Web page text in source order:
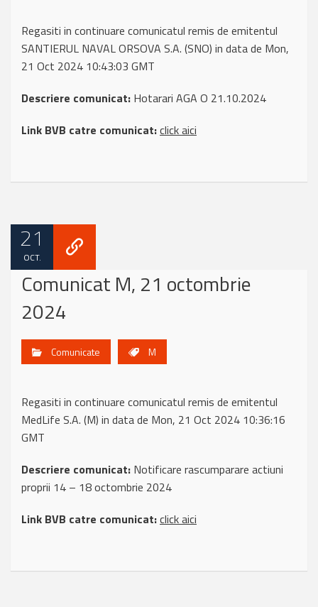
Regasiti in continuare comunicatul remis de emitentul
SANTIERUL NAVAL ORSOVA S.A. (SNO) in data de Mon,
21 Oct 2024 10:43:03 GMT
Descriere comunicat: Hotarari AGA O 21.10.2024
Link BVB catre comunicat:click aici
21
OCT.
Comunicat M, 21 octombrie
2024
Comunicate M
Regasiti in continuare comunicatul remis de emitentul
MedLife S.A. (M) in data de Mon, 21 Oct 2024 10:36:16
GMT
Descriere comunicat: Notificare rascumparare actiuni
proprii 14 – 18 octombrie 2024
Link BVB catre comunicat:click aici